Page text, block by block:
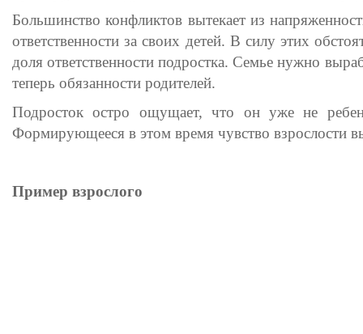
Большинство конфликтов вытекает из
ответственности за своих детей. В силу этих
доля ответственности подростка. Семье нужно
теперь обязанности родителей.
Подросток остро ощущает, что он уже не
Формирующееся в этом время чувство взрослости
Пример взрослого